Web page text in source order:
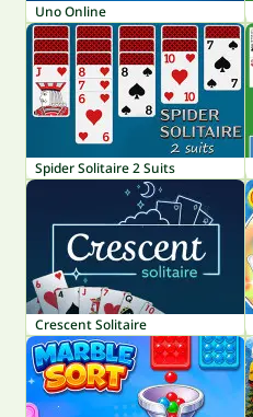
Uno Online
Spider Solitaire 2 Suits
Crescent Solitaire